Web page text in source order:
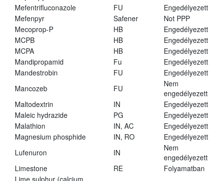
Mefentrifluconazole
FU
Engedélyezett
Mefenpyr
Safener
Not PPP
Mecoprop-P
HB
Engedélyezett
MCPB
HB
Engedélyezett
MCPA
HB
Engedélyezett
Mandipropamid
Fu
Engedélyezett
Mandestrobin
FU
Engedélyezett
Mancozeb
FU
Nem
engedélyezett
Maltodextrin
IN
Engedélyezett
Maleic hydrazide
PG
Engedélyezett
Malathion
IN, AC
Engedélyezett
Magnesium phosphide
IN, RO
Engedélyezett
Lufenuron
IN
Nem
engedélyezett
Limestone
RE
Folyamatban